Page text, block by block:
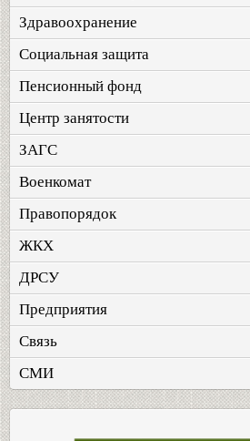
Здравоохранение
Социальная защита
Пенсионный фонд
Центр занятости
ЗАГС
Военкомат
Правопорядок
ЖКХ
ДРСУ
Предприятия
Связь
СМИ